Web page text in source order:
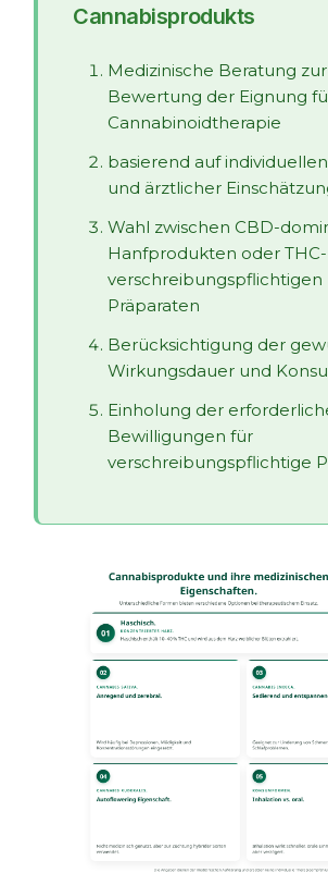
Cannabisprodukts
Medizinische Beratung zur
Bewertung der Eignung
Cannabinoidtherapie
basierend auf
und ärztlicher
Wahl zwischen CBD-
Hanfprodukten oder
verschreibungspflichtigen
Präparaten
Berücksichtigung der
Wirkungsdauer und
Einholung der
Bewilligungen für
verschreibungspflichtige